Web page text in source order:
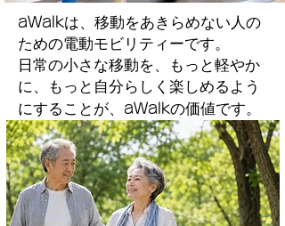
aWalkは、移動をあきらめない人の
ための電動モビリティーです。
日常の小さな移動を、もっと軽やか
に、もっと自分らしく楽しめるよう
にすることが、
aWalkの価値です。